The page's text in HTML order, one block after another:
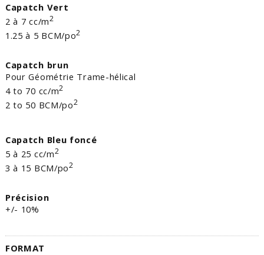
Capatch Vert
2 à 7 cc/m­2
1.25 à 5 BCM/po­2
Capatch brun
Pour Géométrie Trame-hélical
4 to 70 cc/m­2
2 to 50 BCM/po­2
Capatch Bleu foncé
5 à 25 cc/m­2
3 à 15 BCM/po­2
Précision
+/- 10%
FORMAT